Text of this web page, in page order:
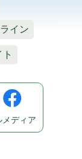
イン
メディア